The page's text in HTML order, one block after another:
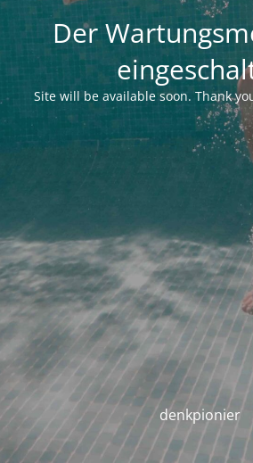
Der
Site will be available soon. Thank
denkpionier